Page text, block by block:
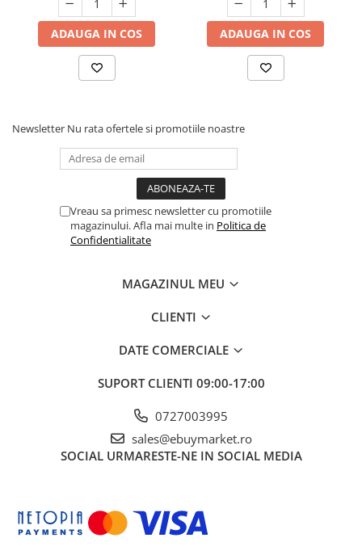
Poate fi agatat la geamul caselor sau atasat in suport special
pentru masina.
ADAUGA IN COS ADAUGA IN COS
Newsletter Nu rata ofertele si promotiile noastre
Vreau sa primesc newsletter cu promotiile
magazinului. Afla mai multe in Politica de
Confidentialitate
MAGAZINUL MEU
CLIENTI
DATE COMERCIALE
SUPORT CLIENTI 09:00-17:00
0727003995
sales@ebuymarket.ro
SOCIAL URMARESTE-NE IN SOCIAL MEDIA